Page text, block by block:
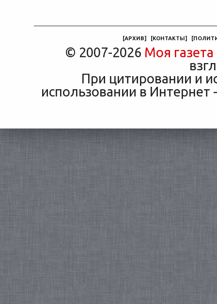
[АРХИВ] [КОНТАКТЫ] [
© 2007-2026 Моя газета
При цитировании и
использовании в Интернет